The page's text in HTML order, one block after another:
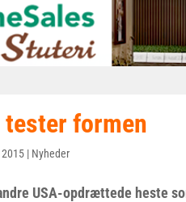
formen
| Nyheder
USA-opdrættede heste